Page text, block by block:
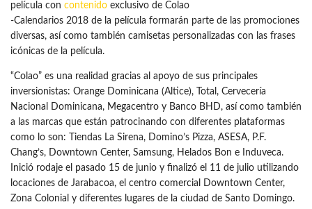
película con contenido exclusivo de Colao
-Calendarios 2018 de la película formarán parte de las promociones
diversas, así como también camisetas personalizadas con las frases
icónicas de la película.
“Colao” es una realidad gracias al apoyo de sus principales
inversionistas: Orange Dominicana (Altice), Total, Cervecería
Nacional Dominicana, Megacentro y Banco BHD, así como también
a las marcas que están patrocinando con diferentes plataformas
como lo son: Tiendas La Sirena, Domino’s Pizza, ASESA, P.F.
Chang’s, Downtown Center, Samsung, Helados Bon e Induveca.
Inició rodaje el pasado 15 de junio y finalizó el 11 de julio utilizando
locaciones de Jarabacoa, el centro comercial Downtown Center,
Zona Colonial y diferentes lugares de la ciudad de Santo Domingo.